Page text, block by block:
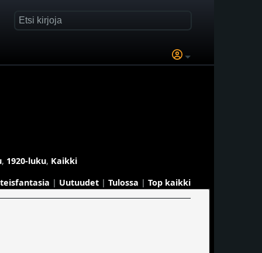
, 1920-luku, Kaikki
| Uutuudet | Tulossa | Top kaikki